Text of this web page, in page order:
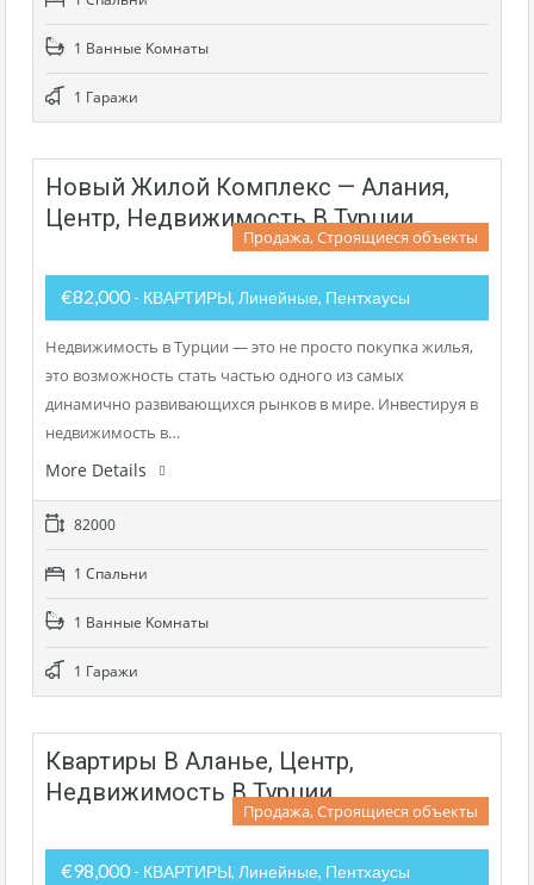
1 Bанные Kомнаты
1 Гаражи
Новый Жилой Комплекс — Алания,
Центр, Недвижимость В Турции
Продажа, Строящиеся объекты
€82,000 - КВАРТИРЫ, Линейные, Пентхаусы
Недвижимость в Турции — это не просто покупка жилья,
это возможность стать частью одного из самых
динамично развивающихся рынков в мире. Инвестируя в
недвижимость в…
More Details
82000
1 Cпальни
1 Bанные Kомнаты
1 Гаражи
Квартиры В Аланье, Центр,
Недвижимость В Турции
Продажа, Строящиеся объекты
€98,000 - КВАРТИРЫ, Линейные, Пентхаусы